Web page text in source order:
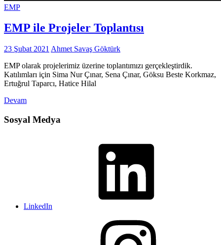
EMP
EMP ile Projeler Toplantısı
23 Şubat 2021 Ahmet Savaş Göktürk
EMP olarak projelerimiz üzerine toplantımızı gerçekleştirdik.
Katılımları için Sima Nur Çınar, Sena Çınar, Göksu Beste Korkmaz,
Ertuğrul Taparcı, Hatice Hilal
Devam
Sosyal Medya
LinkedIn